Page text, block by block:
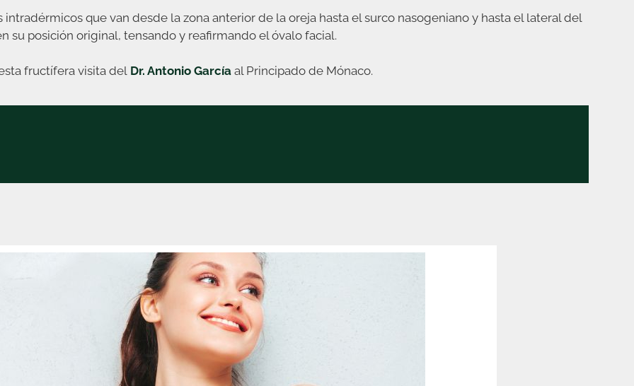
que van desde la zona anterior de la oreja hasta el surco nasogeniano y hasta el lateral del
posición original, tensando y reafirmando el óvalo facial.
fructífera visita del Dr. Antonio García al Principado de Mónaco.